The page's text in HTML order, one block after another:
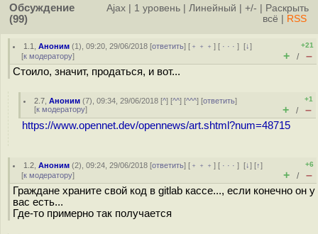
Обсуждение
(99)
Ajax 1 уровень Линейный +/-
Раскрыть
всё
RSS
1.1 ,Аноним (1), 09:20, 29/06/2018 [ответить] [ ﹢﹢﹢] [ · · ·][↓]
[к модератору]
+21
+ / –
Стоило, значит, продаться, и вот...
2.7 ,Аноним (7), 09:34, 29/06/2018 [^] [^^] [^^^] [ответить]
[к модератору]
+1
+ / –
https://www.opennet.dev/opennews/art.shtml?num=48715
1.2 ,Аноним (2), 09:24, 29/06/2018 [ответить] [ ﹢﹢﹢] [ · · ·][↓] [↑]
[к модератору]
+6
+ / –
Граждане храните свой код в gitlab кассе..., если конечно он у
вас есть...
Где-то примерно так получается